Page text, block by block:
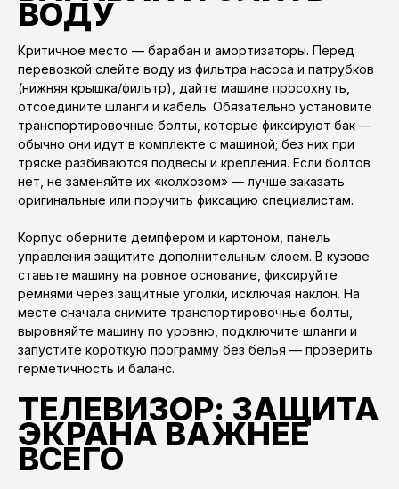
ВОДУ
Критичное место — барабан и амортизаторы. Перед
перевозкой слейте воду из фильтра насоса и патрубков
(нижняя крышка/фильтр), дайте машине просохнуть,
отсоедините шланги и кабель. Обязательно установите
транспортировочные болты, которые фиксируют бак —
обычно они идут в комплекте с машиной; без них при
тряске разбиваются подвесы и крепления. Если болтов
нет, не заменяйте их «колхозом» — лучше заказать
оригинальные или поручить фиксацию специалистам.
Корпус оберните демпфером и картоном, панель
управления защитите дополнительным слоем. В кузове
ставьте машину на ровное основание, фиксируйте
ремнями через защитные уголки, исключая наклон. На
месте сначала снимите транспортировочные болты,
выровняйте машину по уровню, подключите шланги и
запустите короткую программу без белья — проверить
герметичность и баланс.
ТЕЛЕВИЗОР: ЗАЩИТА
ЭКРАНА ВАЖНЕЕ
ВСЕГО